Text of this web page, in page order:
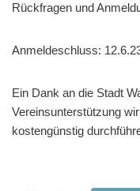
Rückfragen und
Anmeldeschluss:
Ein Dank an die Stadt
Vereinsunterstützung
kostengünstig